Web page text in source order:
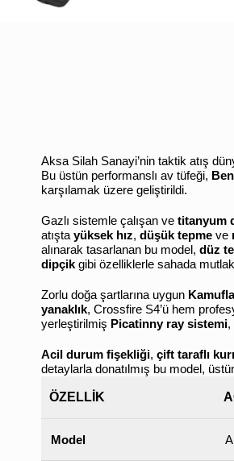
Aksa Silah Sanayi’nin taktik atış
Bu üstün performanslı av tüfeği,
karşılamak üzere geliştirildi.
Gazlı sistemle çalışan ve titanyum
atışta yüksek hız, düşük tepme ve
alınarak tasarlanan bu model, düz
dipçik gibi özelliklerle sahada
Zorlu doğa şartlarına uygun
yanaklık, Crossfire S4’ü hem
yerleştirilmiş Picatinny ray sistemi,
Acil durum fişekliği, çift taraflı
detaylarla donatılmış bu model,
ÖZELLIK
Model